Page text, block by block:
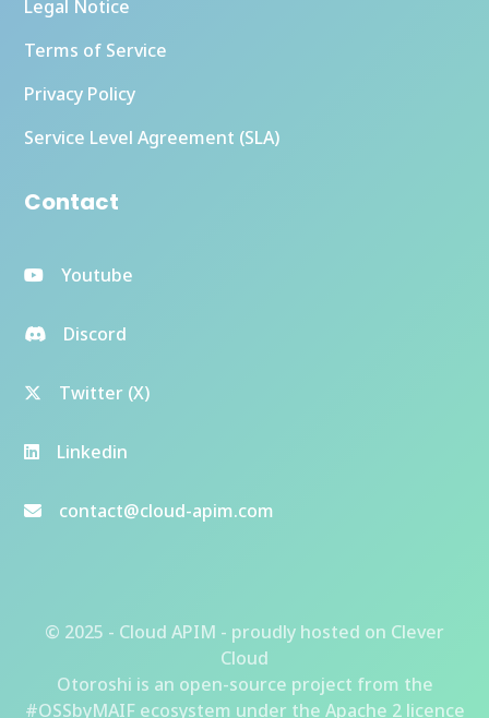
Legal Notice
Terms of Service
Privacy Policy
Service Level Agreement (SLA)
Contact
Youtube
Discord
Twitter (X)
Linkedin
contact@cloud-apim.com
© 2025 - Cloud APIM - proudly hosted on Clever
Cloud
Otoroshi is an open-source project from the
#OSSbyMAIF ecosystem under the Apache 2 licence